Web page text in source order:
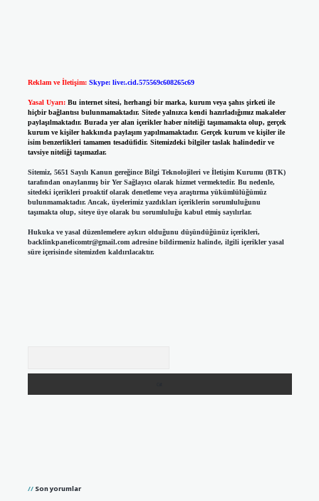
Reklam ve İletişim: Skype: live:.cid.575569c608265c69
Yasal Uyarı: Bu internet sitesi, herhangi bir marka, kurum veya şahıs şirketi ile
hiçbir bağlantısı bulunmamaktadır. Sitede yalnızca kendi hazırladığımız makaleler
paylaşılmaktadır. Burada yer alan içerikler haber niteliği taşımamakta olup, gerçek
kurum ve kişiler hakkında paylaşım yapılmamaktadır. Gerçek kurum ve kişiler ile
isim benzerlikleri tamamen tesadüfidir. Sitemizdeki bilgiler taslak halindedir ve
tavsiye niteliği taşımazlar.
Sitemiz, 5651 Sayılı Kanun gereğince Bilgi Teknolojileri ve İletişim Kurumu (BTK)
tarafından onaylanmış bir Yer Sağlayıcı olarak hizmet vermektedir. Bu nedenle,
sitedeki içerikleri proaktif olarak denetleme veya araştırma yükümlülüğümüz
bulunmamaktadır. Ancak, üyelerimiz yazdıkları içeriklerin sorumluluğunu
taşımakta olup, siteye üye olarak bu sorumluluğu kabul etmiş sayılırlar.
Hukuka ve yasal düzenlemelere aykırı olduğunu düşündüğünüz içerikleri,
backlinkpanelicomtr@gmail.comadresine bildirmeniz halinde, ilgili içerikler yasal
süre içerisinde sitemizden kaldırılacaktır.
Son yorumlar